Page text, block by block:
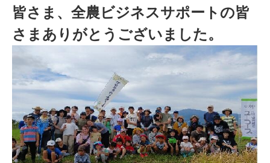
皆さま、全農ビジネスサポートの皆
さまありがとうございました。